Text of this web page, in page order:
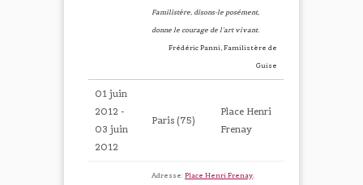
Familistère, disons-le posément,
donne le courage de l’art vivant.
Frédéric Panni, Familistère de
Guise
01 juin
2012 -
03 juin
2012
Paris (75)
Place Henri
Frenay
Adresse: Place Henri Frenay.